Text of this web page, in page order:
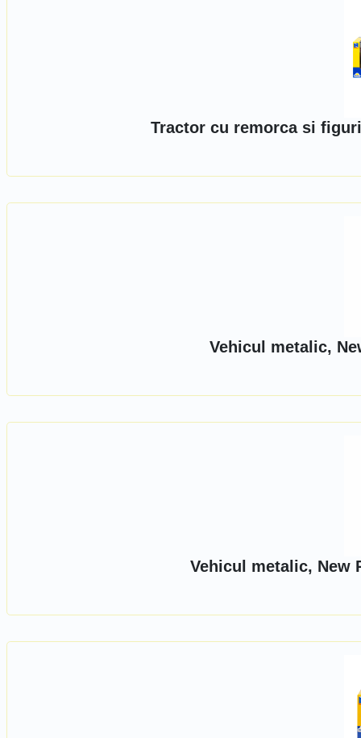
Tractor cu remorca si
Vehicul metalic,
Vehicul metalic, New